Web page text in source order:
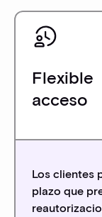
Flexible
acceso
Los clientes
plazo que